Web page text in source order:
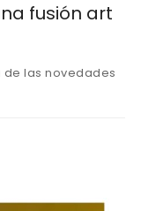
fusión art
de las novedades